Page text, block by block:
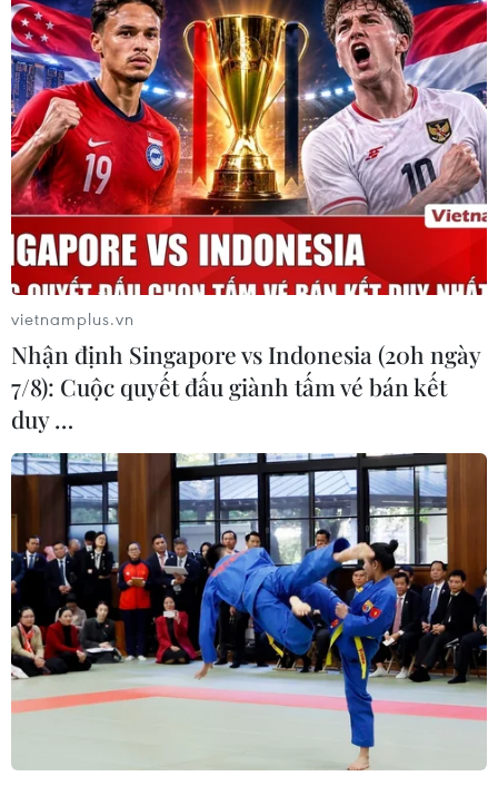
vietnamplus.vn
Nhận định Singapore vs Indonesia (20h ngày
7/8): Cuộc quyết đấu giành tấm vé bán kết
duy …